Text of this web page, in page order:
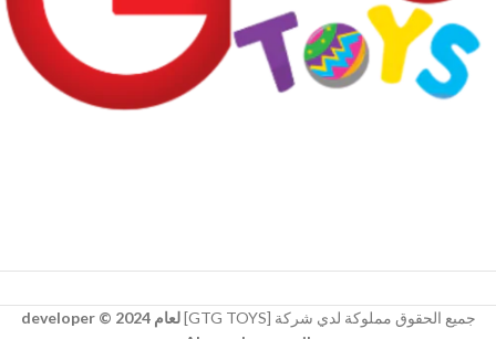
جميع الحقوق مملوكة لدي شركة [GTG TOYS]
لعام 2024 © developer